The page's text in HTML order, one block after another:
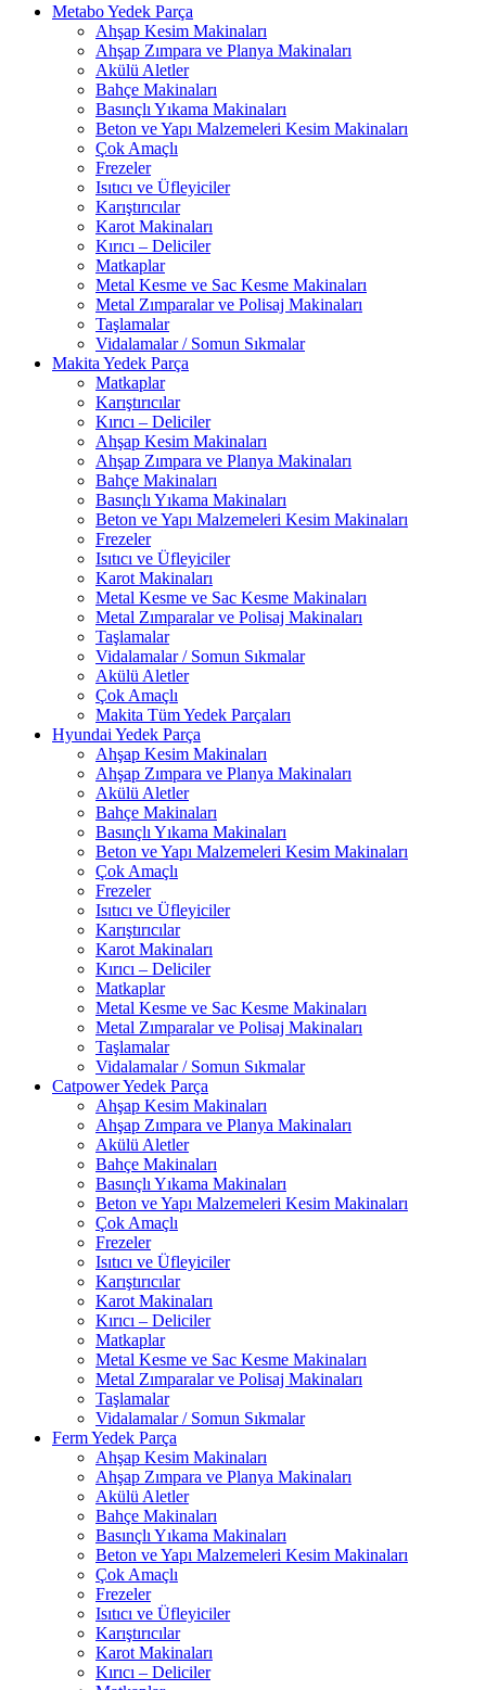
Metabo Yedek Parça
Ahşap Kesim Makinaları
Ahşap Zımpara ve Planya Makinaları
Akülü Aletler
Bahçe Makinaları
Basınçlı Yıkama Makinaları
Beton ve Yapı Malzemeleri Kesim Makinaları
Çok Amaçlı
Frezeler
Isıtıcı ve Üfleyiciler
Karıştırıcılar
Karot Makinaları
Kırıcı – Deliciler
Matkaplar
Metal Kesme ve Sac Kesme Makinaları
Metal Zımparalar ve Polisaj Makinaları
Taşlamalar
Vidalamalar / Somun Sıkmalar
Makita Yedek Parça
Matkaplar
Karıştırıcılar
Kırıcı – Deliciler
Ahşap Kesim Makinaları
Ahşap Zımpara ve Planya Makinaları
Bahçe Makinaları
Basınçlı Yıkama Makinaları
Beton ve Yapı Malzemeleri Kesim Makinaları
Frezeler
Isıtıcı ve Üfleyiciler
Karot Makinaları
Metal Kesme ve Sac Kesme Makinaları
Metal Zımparalar ve Polisaj Makinaları
Taşlamalar
Vidalamalar / Somun Sıkmalar
Akülü Aletler
Çok Amaçlı
Makita Tüm Yedek Parçaları
Hyundai Yedek Parça
Ahşap Kesim Makinaları
Ahşap Zımpara ve Planya Makinaları
Akülü Aletler
Bahçe Makinaları
Basınçlı Yıkama Makinaları
Beton ve Yapı Malzemeleri Kesim Makinaları
Çok Amaçlı
Frezeler
Isıtıcı ve Üfleyiciler
Karıştırıcılar
Karot Makinaları
Kırıcı – Deliciler
Matkaplar
Metal Kesme ve Sac Kesme Makinaları
Metal Zımparalar ve Polisaj Makinaları
Taşlamalar
Vidalamalar / Somun Sıkmalar
Catpower Yedek Parça
Ahşap Kesim Makinaları
Ahşap Zımpara ve Planya Makinaları
Akülü Aletler
Bahçe Makinaları
Basınçlı Yıkama Makinaları
Beton ve Yapı Malzemeleri Kesim Makinaları
Çok Amaçlı
Frezeler
Isıtıcı ve Üfleyiciler
Karıştırıcılar
Karot Makinaları
Kırıcı – Deliciler
Matkaplar
Metal Kesme ve Sac Kesme Makinaları
Metal Zımparalar ve Polisaj Makinaları
Taşlamalar
Vidalamalar / Somun Sıkmalar
Ferm Yedek Parça
Ahşap Kesim Makinaları
Ahşap Zımpara ve Planya Makinaları
Akülü Aletler
Bahçe Makinaları
Basınçlı Yıkama Makinaları
Beton ve Yapı Malzemeleri Kesim Makinaları
Çok Amaçlı
Frezeler
Isıtıcı ve Üfleyiciler
Karıştırıcılar
Karot Makinaları
Kırıcı – Deliciler